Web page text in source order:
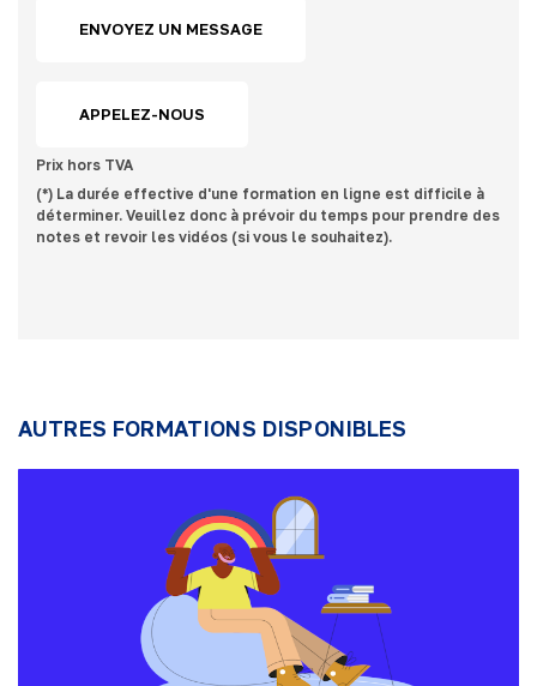
ENVOYEZ UN MESSAGE
APPELEZ-NOUS
Prix hors TVA
(*) La durée effective d'une formation en ligne est difficile à
déterminer. Veuillez donc à prévoir du temps pour prendre des
notes et revoir les vidéos (si vous le souhaitez).
AUTRES FORMATIONS DISPONIBLES